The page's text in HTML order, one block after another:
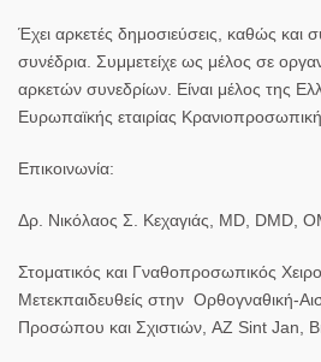
Έχει αρκετές δημοσιεύσεις, καθώς και
συνέδρια. Συμμετείχε ως μέλος σε
αρκετών συνεδρίων. Είναι μέλος της
Ευρωπαϊκής εταιρίας
Επικοινωνία:
Δρ. Νικόλαος Σ. Κεχαγιάς, MD, DMD,
Στοματικός και Γναθοπροσωπικός
Μετεκπαιδευθείς στην Ορθογναθική-
Προσώπου και Σχιστιών, AZ Sint Jan,